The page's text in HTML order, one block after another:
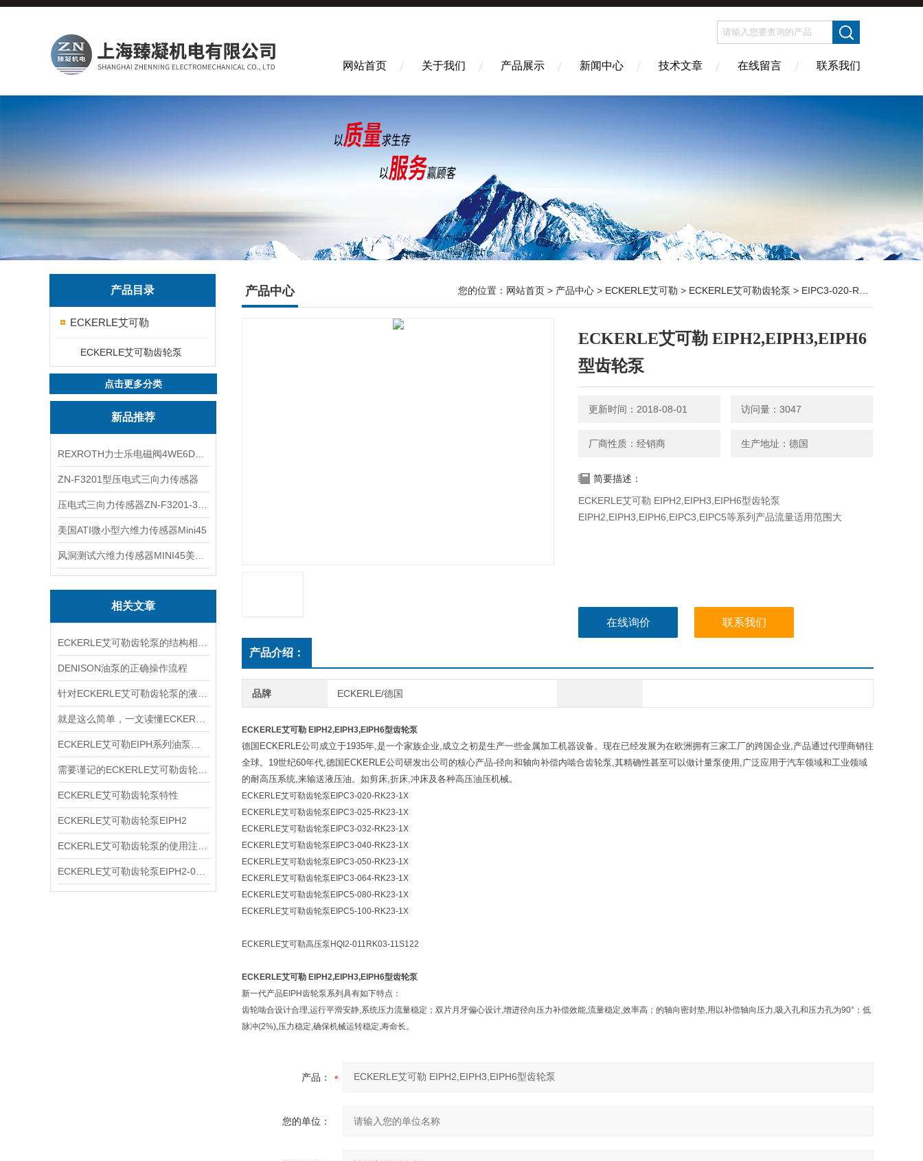
网站首页 关于我们 产品展示 新闻中心 技术文章 在线留言 联系我们
产品目录
ECKERLE艾可勒
ECKERLE艾可勒齿轮泵
点击更多分类
新品推荐
ZN-F3201型压电式三向力传感器
美国ATI微小型六维力传感器Mini45
相关文章
DENISON油泵的正确操作流程
ECKERLE艾可勒齿轮泵特性
ECKERLE艾可勒齿轮泵EIPH2
产品中心 您的位置： 网站首页 > 产品中心 > ECKERLE艾可勒 > ECKERLE艾可勒齿轮泵 > EIPC3-020-RK23ECKERLE艾可勒 EIPH2,EIPH3,EIPH6型齿轮泵
ECKERLE艾可勒 EIPH2,EIPH3,EIPH6
型齿轮泵
更新时间：2018-08-01 访问量：3047
厂商性质：经销商 生产地址：德国
简要描述：
ECKERLE艾可勒 EIPH2,EIPH3,EIPH6型齿轮泵
EIPH2,EIPH3,EIPH6,EIPC3,EIPC5等系列产品流量适用范围大
在线询价 联系我们
产品介绍：
品牌 ECKERLE/德国
ECKERLE艾可勒 EIPH2,EIPH3,EIPH6型齿轮泵
德国ECKERLE公司成立于1935年,是一个家族企业,成立之初是生产一些金属加工机器设备。现在已经发展为在欧洲拥有三家工厂的跨国企业,产品通过代理商销往
全球。19世纪60年代,德国ECKERLE公司研发出公司的核心产品-径向和轴向补偿内啮合齿轮泵,其精确性甚至可以做计量泵使用,广泛应用于汽车领域和工业领域
的耐高压系统,来输送液压油。如剪床,折床,冲床及各种高压油压机械。
ECKERLE艾可勒齿轮泵EIPC3-020-RK23-1X
ECKERLE艾可勒齿轮泵EIPC3-025-RK23-1X
ECKERLE艾可勒齿轮泵EIPC3-032-RK23-1X
ECKERLE艾可勒齿轮泵EIPC3-040-RK23-1X
ECKERLE艾可勒齿轮泵EIPC3-050-RK23-1X
ECKERLE艾可勒齿轮泵EIPC3-064-RK23-1X
ECKERLE艾可勒齿轮泵EIPC5-080-RK23-1X
ECKERLE艾可勒齿轮泵EIPC5-100-RK23-1X
ECKERLE艾可勒高压泵HQI2-011RK03-11S122
ECKERLE艾可勒 EIPH2,EIPH3,EIPH6型齿轮泵
新一代产品EIPH齿轮泵系列具有如下特点：
齿轮啮合设计合理,运行平滑安静,系统压力流量稳定；双片月牙偏心设计,增进径向压力补偿效能,流量稳定,效率高；的轴向密封垫,用以补偿轴向压力,吸入孔和压力孔为90°；低
脉冲(2%),压力稳定,确保机械运转稳定,寿命长。
产品：
您的单位：